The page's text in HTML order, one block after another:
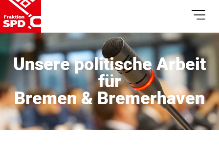
Unsere politische Arbeit
für
Bremen & Bremerhaven